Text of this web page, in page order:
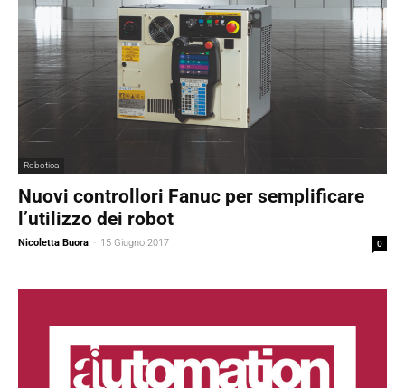
Robotica
Nuovi controllori Fanuc per semplificare
l’utilizzo dei robot
Nicoletta Buora - 15 Giugno 2017 0